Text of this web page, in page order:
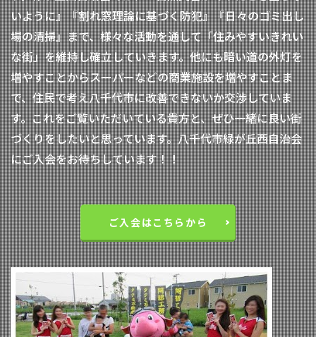
いように』『割れ窓理論に基づく防犯』『日々のゴミ出し
場の清掃』まで、様々な活動を通して「住みやすいきれい
な街」を維持し確立していきます。他にも暗い道の外灯を
増やすことからスーパーなどの商業施設を増やすことま
で、住民で考え八千代市に改善できないか交渉していま
す。これをご覧いただいている貴方と、ぜひ一緒に良い街
づくりをしたいと思っています。八千代市緑が丘西自治会
にご入会をお待ちしています！！
ご入会はこちらから